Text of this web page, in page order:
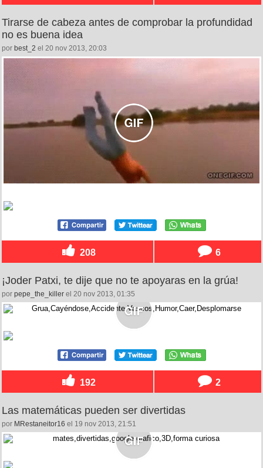
Tirarse de cabeza antes de comprobar la profundidad
no es buena idea
por best_2 el 20 nov 2013, 20:03
208 6
¡Joder Patxi, te dije que no te apoyaras en la grúa!
por pepe_the_killer el 20 nov 2013, 01:35
192 2
Las matemáticas pueden ser divertidas
por MRestaneitor16 el 19 nov 2013, 21:51